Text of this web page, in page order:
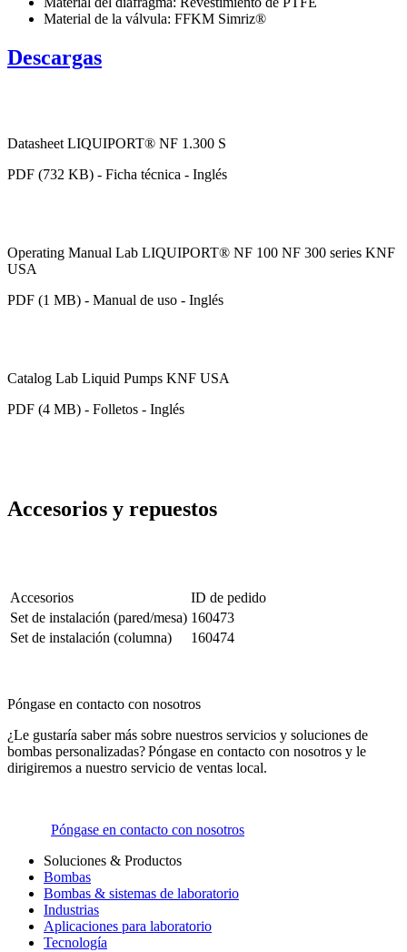
Material de la válvula: FFKM Simriz®
Descargas
Datasheet LIQUIPORT® NF 1.300 S
PDF (732 KB) - Ficha técnica - Inglés
Operating Manual Lab LIQUIPORT® NF 100 NF 300 series KNF
USA
PDF (1 MB) - Manual de uso - Inglés
Catalog Lab Liquid Pumps KNF USA
PDF (4 MB) - Folletos - Inglés
Accesorios y repuestos
Accesorios
ID de pedido
Set de instalación (pared/mesa) 160473
Set de instalación (columna)
160474
Póngase en contacto con nosotros
¿Le gustaría saber más sobre nuestros servicios y soluciones de
bombas personalizadas? Póngase en contacto con nosotros y le
dirigiremos a nuestro servicio de ventas local.
Póngase en contacto con nosotros
Soluciones & Productos
Bombas
Bombas & sistemas de laboratorio
Industrias
Aplicaciones para laboratorio
Tecnología